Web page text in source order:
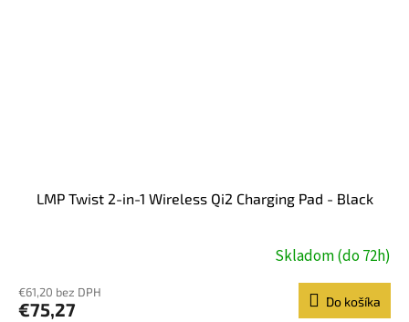
LMP Twist 2-in-1 Wireless Qi2 Charging Pad - Black
Skladom (do 72h)
€61,20 bez DPH
€75,27 Do košíka